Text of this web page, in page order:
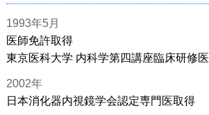
1993年5月
医師免許取得
東京医科大学 内科学第四講座臨床研修医
2002年
日本消化器内視鏡学会認定専門医取得